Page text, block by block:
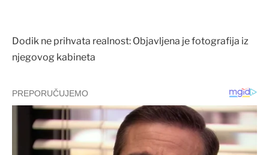
Dodik ne prihvata realnost: Objavljena je fotografija iz
njegovog kabineta